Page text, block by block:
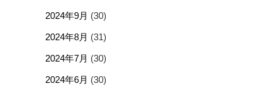
2024年9月 (30)
2024年8月 (31)
2024年7月 (30)
2024年6月 (30)